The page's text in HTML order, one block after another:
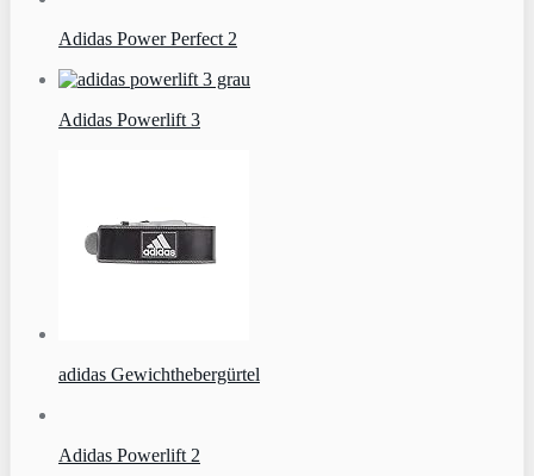
Adidas Power Perfect 2
Adidas Powerlift 3
adidas Gewichthebergürtel
Adidas Powerlift 2